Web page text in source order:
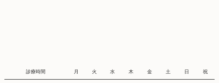
診療時間 月 火 水 木 金 土 日 祝